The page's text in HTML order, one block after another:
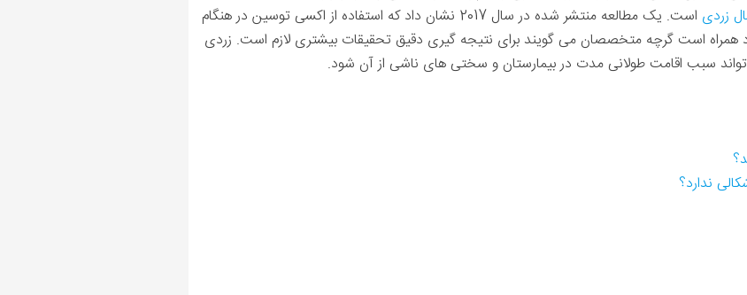
زردی
است. یک مطالعه منتشر شده در سال 2017 نشان داد که استفاده از اکسی توسین در هنگام
همراه است گرچه متخصصان می گویند برای نتیجه گیری دقیق تحقیقات بیشتری لازم است. زردی
سبب اقامت طولانی مدت در بیمارستان و سختی های ناشی از آن شود.
ندارد؟